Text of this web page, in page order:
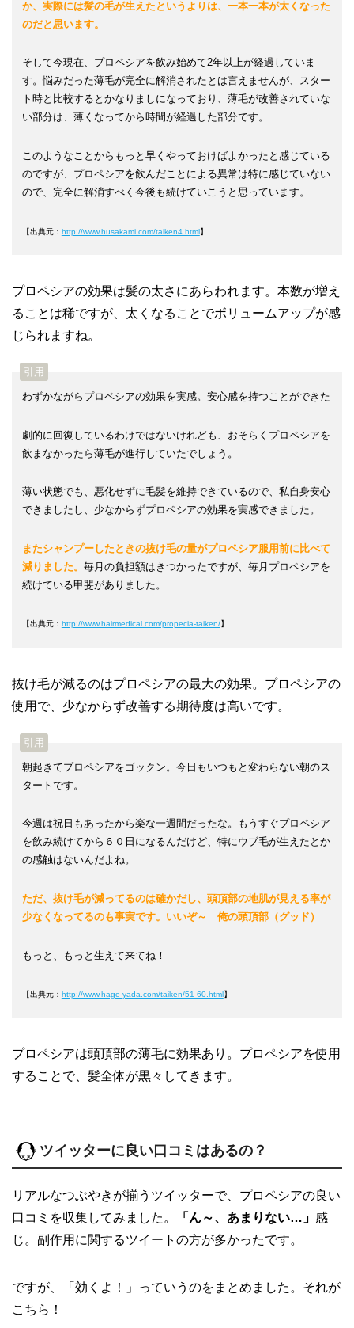
か、実際には髪の毛が生えたというよりは、一本一本が太くなった
のだと思います。
そして今現在、プロペシアを飲み始めて2年以上が経過していま
す。悩みだった薄毛が完全に解消されたとは言えませんが、スター
ト時と比較するとかなりましになっており、薄毛が改善されていな
い部分は、薄くなってから時間が経過した部分です。
このようなことからもっと早くやっておけばよかったと感じている
のですが、プロペシアを飲んだことによる異常は特に感じていない
ので、完全に解消すべく今後も続けていこうと思っています。
【出典元： http://www.husakami.com/taiken4.html】
プロペシアの効果は髪の太さにあらわれます。本数が増え
ることは稀ですが、太くなることでボリュームアップが感
じられますね。
わずかながらプロペシアの効果を実感。安心感を持つことができた
劇的に回復しているわけではないけれども、おそらくプロペシアを
飲まなかったら薄毛が進行していたでしょう。
薄い状態でも、悪化せずに毛髪を維持できているので、私自身安心
できましたし、少なからずプロペシアの効果を実感できました。
またシャンプーしたときの抜け毛の量がプロペシア服用前に比べて
減りました。 毎月の負担額はきつかったですが、毎月プロペシアを
続けている甲斐がありました。
【出典元： http://www.hairmedical.com/propecia-taiken/】
抜け毛が減るのはプロペシアの最大の効果。プロペシアの
使用で、少なからず改善する期待度は高いです。
朝起きてプロペシアをゴックン。今日もいつもと変わらない朝のス
タートです。
今週は祝日もあったから楽な一週間だったな。もうすぐプロペシア
を飲み続けてから６０日になるんだけど、特にウブ毛が生えたとか
の感触はないんだよね。
ただ、抜け毛が減ってるのは確かだし、頭頂部の地肌が見える率が
少なくなってるのも事実です。いいぞ～ 俺の頭頂部（グッド）
もっと、もっと生えて来てね！
【出典元： http://www.hage-yada.com/taiken/51-60.html】
プロペシアは頭頂部の薄毛に効果あり。プロペシアを使用
することで、髪全体が黒々してきます。
ツイッターに良い口コミはあるの？
リアルなつぶやきが揃うツイッターで、プロペシアの良い
口コミを収集してみました。
「ん～、あまりない…」 感
じ。副作用に関するツイートの方が多かったです。
ですが、「効くよ！」っていうのをまとめました。それが
こちら！